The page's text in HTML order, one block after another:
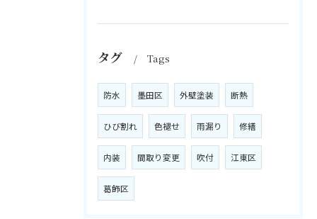
タグ Tags
防水 墨田区 外壁塗装 断熱
ひび割れ 色褪せ 雨漏り 修繕
内装 間取り変更 吹付 江東区
葛飾区